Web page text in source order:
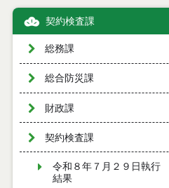
契約検査課
総務課
総合防災課
財政課
契約検査課
令和８年７月２９日執行
結果